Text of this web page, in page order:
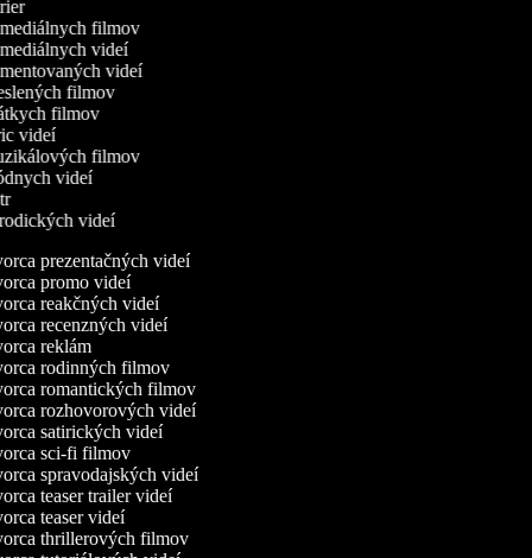
filmov
videí
videí
filmov
filmov
videí
filmov
videí
videí
prezentačných videí
promo videí
reakčných videí
recenzných videí
reklám
rodinných filmov
romantických filmov
rozhovorových videí
satirických videí
sci-fi filmov
spravodajských videí
teaser trailer videí
teaser videí
thrillerových filmov